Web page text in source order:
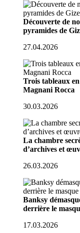
Découverte de
pyramides de
27.04.2026
Trois tableaux
Magnani Rocca
30.03.2026
La chambre
d’archives et
26.03.2026
Banksy
derrière le
17.03.2026